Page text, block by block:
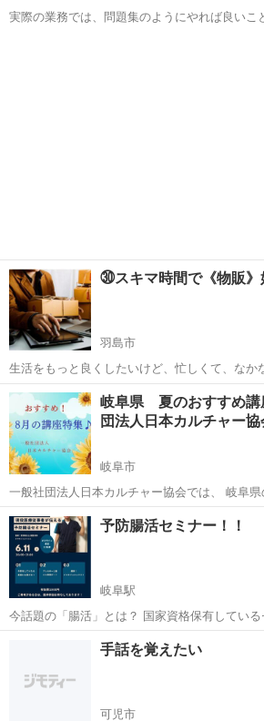
実際の業務では、問題集のようにやれば良いこ
㉚スキマ時間で《物販》
羽島市
生活をもっと良くしたいけど、忙しくて、なか
間をまとまって作るのは難しい。 物販に興味
いいのか分からない。 そんな方におすすめな物販があります。 毎日忙
しく働く会社員の方でも 子育...
岐阜 羽島市 生活知識
岐阜県 夏のおすすめ
団法人日本カルチャー協
岐阜市
一般社団法人日本カルチャー協会では、 岐阜県のみな
すめ講座の開催をしております。 その他、下記の様々な講座や募集も
行っておりますので、 宜しくお願い致します。 ◆【夏のおすすめ講
座】オン...
岐阜 岐阜市 生活知識 オンライン
予防腸活セミナー！！
岐阜駅
今話題の「腸活」とは？ 国家資格保有している
線から腸の大切さや予防のことなどをお話しします！ さら
のセミナーをご参加頂いた方のみ サロンの体験
岐阜市 岐阜駅 セラピー
手話を覚えたい
可児市